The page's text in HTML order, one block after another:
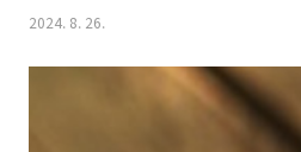
서 가라사대 여자여 나와 무슨 상관이 있나
든지 그대로 하라 하니라6 거기 유대인의
아리 여섯이 놓였는지라7 예수께서 저희
우라 하신즉 아구까지 채우니8 이제는 떠
2024. 8. 26.